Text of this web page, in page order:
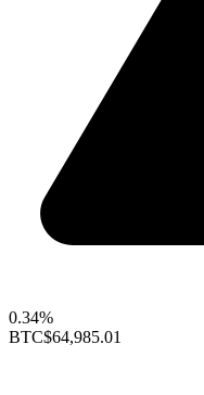
0.34%
BTC$64,985.01